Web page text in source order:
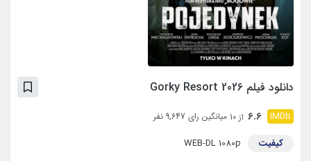
دانلود فیلم Gorky Resort 2026
6.6 از 10 میانگین رای 9,647 نفر
کیفیت
WEB-DL 1080p